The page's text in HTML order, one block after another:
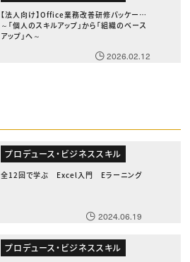
【法人向け】Office業務改善研修パッケージ
～「個人のスキルアップ」から「組織のベース
アップ」へ～
2026.02.12
プロデュース・ビジネススキル
全12回で学ぶ Excel入門 Eラーニング
2024.06.19
プロデュース・ビジネススキル